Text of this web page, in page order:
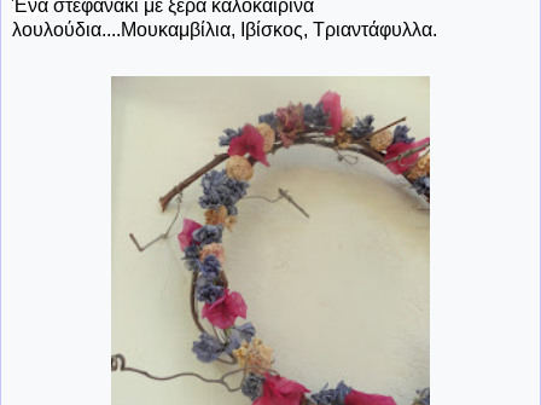
Ένα στεφανάκι με ξερά καλοκαιρινά
λουλούδια....Μουκαμβίλια, Ιβίσκος, Τριαντάφυλλα.